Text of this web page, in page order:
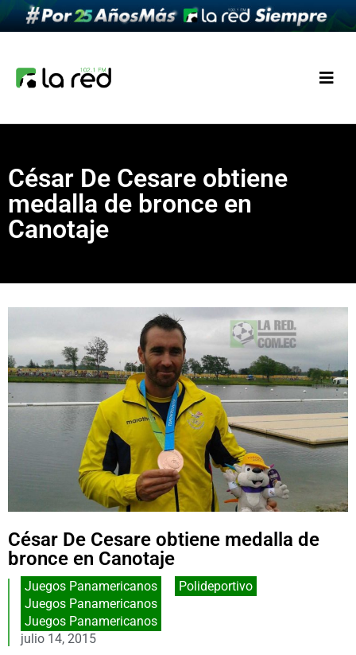
César De Cesare obtiene
medalla de bronce en
Canotaje
César De Cesare obtiene medalla de
bronce en Canotaje
Juegos Panamericanos
Polideportivo
Juegos Panamericanos
Juegos Panamericanos
julio 14, 2015